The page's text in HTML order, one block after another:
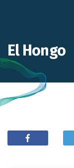
El Hongo